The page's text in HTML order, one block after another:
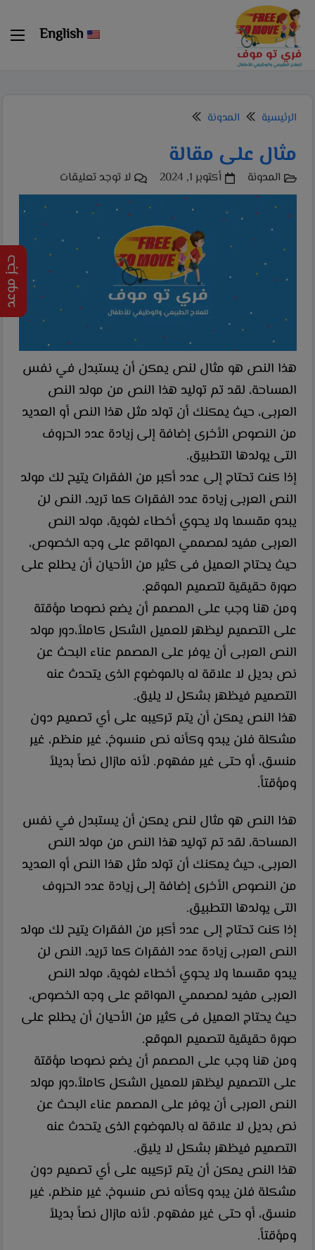
English
الرئيسية المدونة
مثال على مقالة
المدونة أكتوبر 1, 2024 لا توجد تعليقات
هذا النص هو مثال لنص يمكن أن يستبدل في نفس
المساحة، لقد تم توليد هذا النص من مولد النص
العربى، حيث يمكنك أن تولد مثل هذا النص أو العديد
من النصوص الأخرى إضافة إلى زيادة عدد الحروف
التى يولدها التطبيق.
إذا كنت تحتاج إلى عدد أكبر من الفقرات يتيح لك مولد
النص العربى زيادة عدد الفقرات كما تريد، النص لن
يبدو مقسما ولا يحوي أخطاء لغوية، مولد النص
العربى مفيد لمصممي المواقع على وجه الخصوص،
حيث يحتاج العميل فى كثير من الأحيان أن يطلع على
صورة حقيقية لتصميم الموقع.
ومن هنا وجب على المصمم أن يضع نصوصا مؤقتة
على التصميم ليظهر للعميل الشكل كاملاً،دور مولد
النص العربى أن يوفر على المصمم عناء البحث عن
نص بديل لا علاقة له بالموضوع الذى يتحدث عنه
التصميم فيظهر بشكل لا يليق.
هذا النص يمكن أن يتم تركيبه على أي تصميم دون
مشكلة فلن يبدو وكأنه نص منسوخ، غير منظم، غير
منسق، أو حتى غير مفهوم. لأنه مازال نصاً بديلاً
ومؤقتاً.
هذا النص هو مثال لنص يمكن أن يستبدل في نفس
المساحة، لقد تم توليد هذا النص من مولد النص
العربى، حيث يمكنك أن تولد مثل هذا النص أو العديد
من النصوص الأخرى إضافة إلى زيادة عدد الحروف
التى يولدها التطبيق.
إذا كنت تحتاج إلى عدد أكبر من الفقرات يتيح لك مولد
النص العربى زيادة عدد الفقرات كما تريد، النص لن
يبدو مقسما ولا يحوي أخطاء لغوية، مولد النص
العربى مفيد لمصممي المواقع على وجه الخصوص،
حيث يحتاج العميل فى كثير من الأحيان أن يطلع على
صورة حقيقية لتصميم الموقع.
ومن هنا وجب على المصمم أن يضع نصوصا مؤقتة
على التصميم ليظهر للعميل الشكل كاملاً،دور مولد
النص العربى أن يوفر على المصمم عناء البحث عن
نص بديل لا علاقة له بالموضوع الذى يتحدث عنه
التصميم فيظهر بشكل لا يليق.
هذا النص يمكن أن يتم تركيبه على أي تصميم دون
مشكلة فلن يبدو وكأنه نص منسوخ، غير منظم، غير
منسق، أو حتى غير مفهوم. لأنه مازال نصاً بديلاً
ومؤقتاً.
حجز موعد